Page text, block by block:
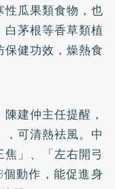
性瓜果類食物，也
茅根等香草類植
健功效，燥熱食
建仲主任提醒，
可清熱袪風。中
」、「左右開弓
動作，能促進身